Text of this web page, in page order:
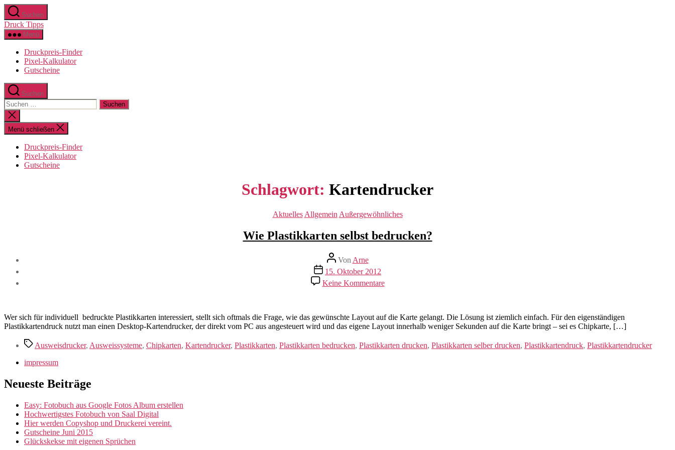
Zum
Inhalt
springen
Suchen
Druck Tipps
Menü
Druckpreis-Finder
Pixel-Kalkulator
Gutscheine
Suchen
Suchen
nach:
Suche
schließen
Menü schließen
Druckpreis-Finder
Pixel-Kalkulator
Gutscheine
Schlagwort: Kartendrucker
Kategorien
Aktuelles Allgemein Außergewöhnliches
Wie Plastikkarten selbst bedrucken?
Beitragsautor
Von Arne
Veröffentlichungsdatum
15. Oktober 2012
Keine Kommentarezu
Wie
bedrucken?
Wer sich für individuell bedruckte Plastikkarten interessiert, stellt sich oftmals die Frage, wie das gewünschte Layout auf die Karte gelangt. Die Lösung ist ziemlich einfach. Für den eigenständigen
Plastikkartendruck nutzt man einen Desktop-Kartendrucker, der direkt vom PC aus angesteuert wird und das eigene Layout innerhalb weniger Sekunden auf die Karte bringt – sei es Chipkarte, […]
Schlagwörter
Ausweisdrucker, Ausweissysteme, Chipkarten, Kartendrucker, Plastikkarten, Plastikkarten bedrucken, Plastikkarten drucken, Plastikkarten selber drucken, Plastikkartendruck, Plastikkartendrucker
impressum
Neueste Beiträge
Easy: Fotobuch aus Google Fotos Album erstellen
Hochwertigstes Fotobuch von Saal Digital
Hier werden Copyshop und Druckerei vereint.
Gutscheine Juni 2015
Glückskekse mit eigenen Sprüchen